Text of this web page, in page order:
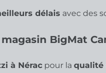
délais avec des
BigMat
à Nérac pour la qualité